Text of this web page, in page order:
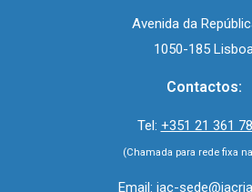
Avenida da
1050-185
Contactos:
Tel: +351 21 361
(Chamada para rede fixa
Email: iac-